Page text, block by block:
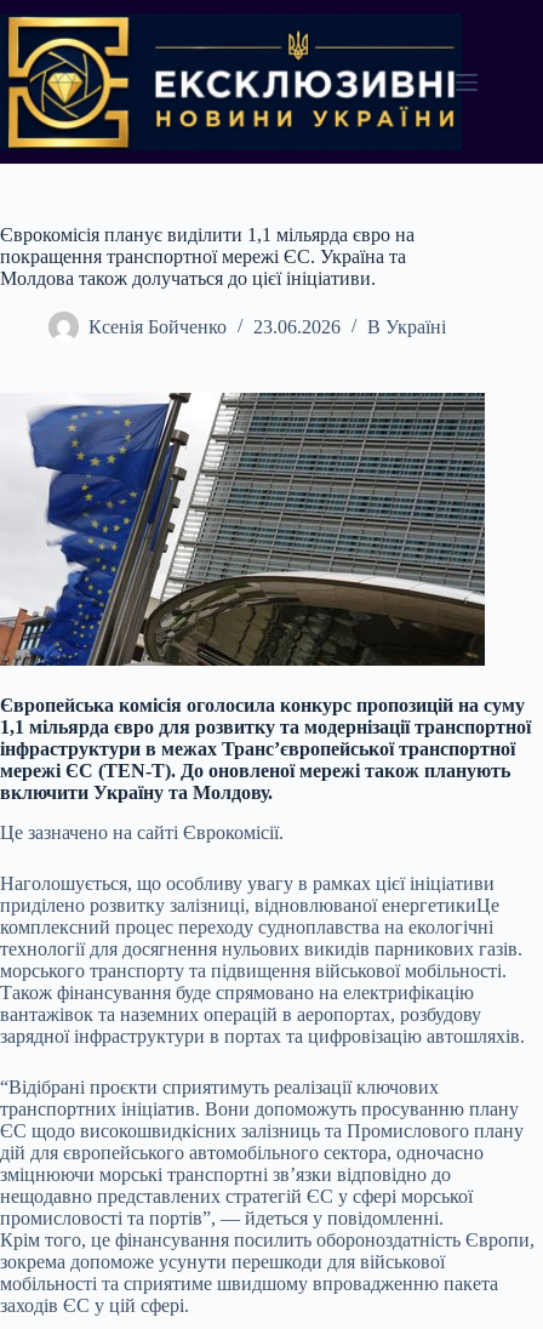
до
вмісту
Єврокомісія планує виділити 1,1 мільярда євро на
покращення транспортної мережі ЄС. Україна та
Молдова також долучаться до цієї ініціативи.
Ксенія Бойченко 23.06.2026 В Україні
Європейська комісія оголосила конкурс пропозицій на суму
1,1 мільярда євро для розвитку та модернізації транспортної
інфраструктури в межах Транс’європейської транспортної
мережі ЄС (TEN-T). До оновленої мережі також планують
включити Україну та Молдову.
Це зазначено на сайті Єврокомісії.
Наголошується, що особливу увагу в рамках цієї ініціативи
приділено розвитку залізниці, відновлюваної енергетикиЦе
комплексний процес переходу судноплавства на екологічні
технології для досягнення нульових викидів парникових газів.
морського транспорту та підвищення військової мобільності.
Також фінансування буде спрямовано на електрифікацію
вантажівок та наземних операцій в аеропортах, розбудову
зарядної інфраструктури в портах та цифровізацію автошляхів.
“Відібрані проєкти сприятимуть реалізації ключових
транспортних ініціатив. Вони допоможуть просуванню плану
ЄС щодо високошвидкісних залізниць та Промислового плану
дій для європейського автомобільного сектора, одночасно
зміцнюючи морські транспортні зв’язки відповідно до
нещодавно представлених стратегій ЄС у сфері морської
промисловості та портів”, — йдеться у повідомленні.
Крім того, це фінансування посилить обороноздатність Європи,
зокрема допоможе усунути перешкоди для військової
мобільності та сприятиме швидшому впровадженню пакета
заходів ЄС у цій сфері.